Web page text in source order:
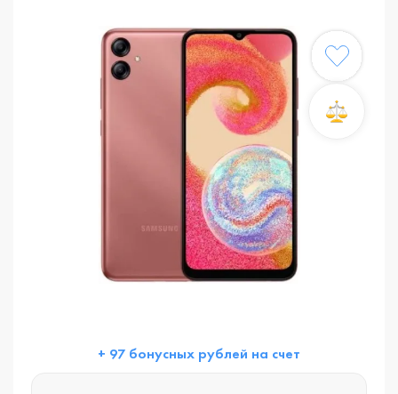
+ 97 бонусных рублей на счет